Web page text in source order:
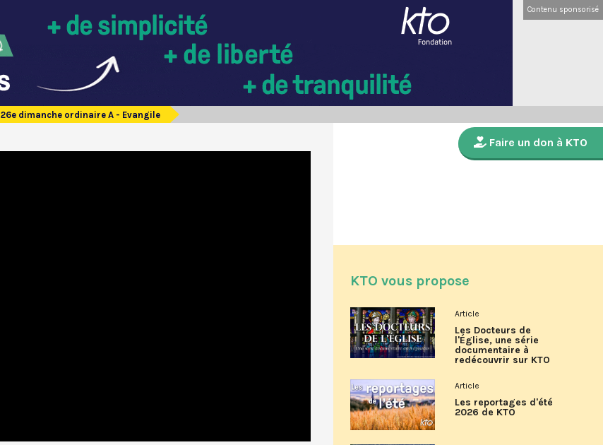
Contenu sponsorisé
26e dimanche ordinaire A - Evangile
Faire un don à KTO
KTO vous propose
Article
Les Docteurs de
l'Église, une série
documentaire à
redécouvrir sur KTO
Article
Les reportages d'été
2026 de KTO